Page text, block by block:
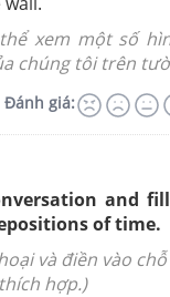
xem một số
chúng tôi trên
Đánh giá:
and
of time.
và điền vào
hợp.)